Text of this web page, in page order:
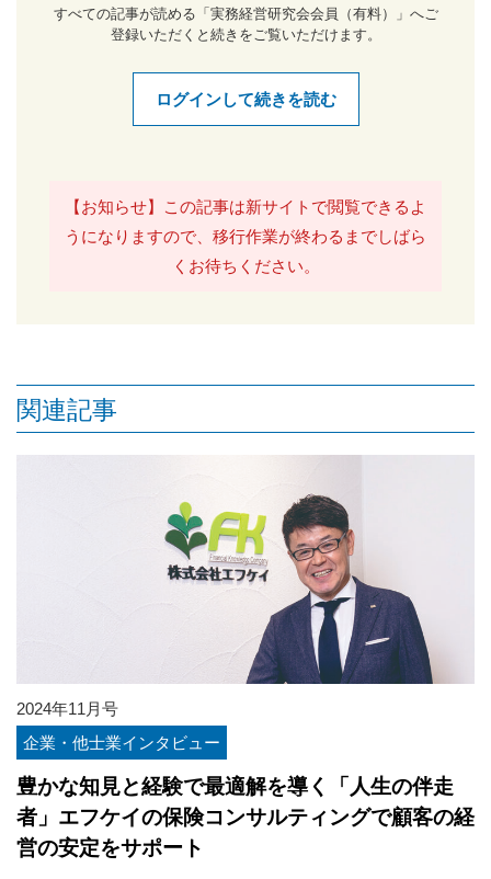
すべての記事が読める「実務経営研究会会員（有料）」へご
登録いただくと続きをご覧いただけます。
ログインして続きを読む
【お知らせ】この記事は新サイトで閲覧できるよ
うになりますので、移行作業が終わるまでしばら
くお待ちください。
関連記事
2024年11月号
企業・他士業インタビュー
豊かな知見と経験で最適解を導く「人生の伴走
者」エフケイの保険コンサルティングで顧客の経
営の安定をサポート